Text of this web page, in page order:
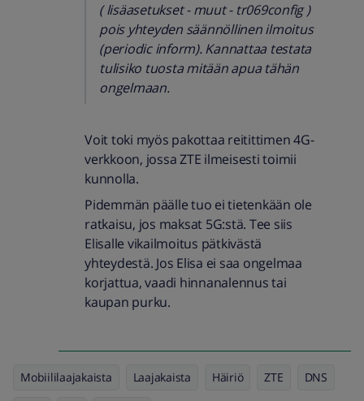
( lisäasetukset - muut - tr069config )
pois yhteyden säännöllinen ilmoitus
(periodic inform). Kannattaa testata
tulisiko tuosta mitään apua tähän
ongelmaan.
Voit toki myös pakottaa reitittimen 4G-
verkkoon, jossa ZTE ilmeisesti toimii
kunnolla.
Pidemmän päälle tuo ei tietenkään ole
ratkaisu, jos maksat 5G:stä. Tee siis
Elisalle vikailmoitus pätkivästä
yhteydestä. Jos Elisa ei saa ongelmaa
korjattua, vaadi hinnanalennus tai
kaupan purku.
Mobiililaajakaista Laajakaista Häiriö ZTE DNS